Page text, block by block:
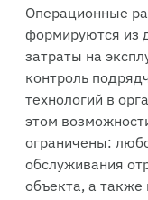
Операционные
формируются из
затраты на
контроль
технологий в
этом
ограничены:
обслуживания
объекта, а также